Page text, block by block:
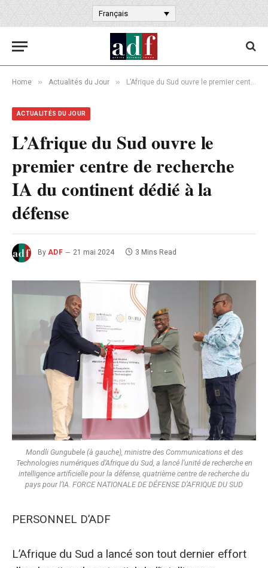
Français
Home » Actualités du Jour » L’Afrique du Sud ouvre le premier centre de recherche IA du continent dédié à la défense
ACTUALITÉS DU JOUR
L’Afrique du Sud ouvre le
premier centre de recherche
IA du continent dédié à la
défense
By ADF 21 mai 2024 3 Mins Read
Mondli Gungubele (à gauche), ministre des Communications et des
Technologies numériques d’Afrique du Sud, a lancé l’unité de recherche en
intelligence artificielle pour la défense, quatrième centre de recherche du
pays pour l’IA. FORCE NATIONALE DE DÉFENSE D’AFRIQUE DU SUD
PERSONNEL D’ADF
L’Afrique du Sud a lancé son tout dernier effort